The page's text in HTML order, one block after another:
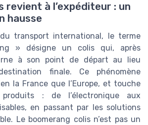
revient à l’expéditeur : un
hausse
transport international, le terme
» désigne un colis qui, après
à son point de départ au lieu
finale. Ce phénomène
la France que l’Europe, et touche
: de l’électronique aux
en passant par les solutions
Le boomerang colis n’est pas un